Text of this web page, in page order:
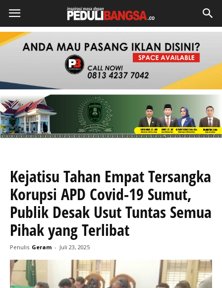
Kejatisu Tahan Empat Tersangka
Korupsi APD Covid-19 Sumut,
Publik Desak Usut Tuntas Semua
Pihak yang Terlibat
Penulis Geram - Juli 23, 2025